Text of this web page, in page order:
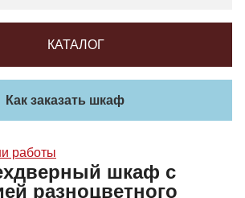
КАТАЛОГ
Как заказать шкаф
работы
шкаф с
разноцветного